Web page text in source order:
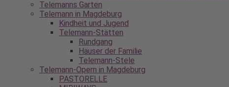
Telemanns Garten
Telemann in Magdeburg
Kindheit und Jugend
Telemann-Stätten
Rundgang
Häuser der Familie
Telemann-Stele
Telemann-Opern in Magdeburg
PASTORELLE